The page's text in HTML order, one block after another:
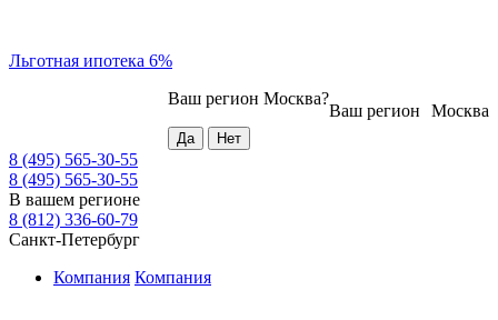
Льготная ипотека 6%
Москва
Ваш регион
Ваш регион Москва?
8 (495) 565-30-55
8 (495) 565-30-55
В вашем регионе
8 (812) 336-60-79
Санкт-Петербург
Компания Компания